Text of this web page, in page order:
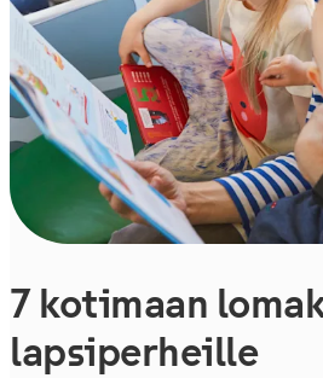
7 kotimaan
lapsiperheille